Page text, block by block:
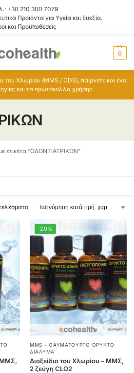
+30 210 300 7079
Προϊόντα για Υγεία και Ευεξία.
και Προϋποθέσεις
0
του Χλωρίου (MMS / CDS), παίρνετε και ένα
και τα πρωτόκολλα χρήσης.
ετικέτα “ΟΔΟΝΤΙΑΤΡΙΚΩΝ”
ΜΜΣ,
-20%
MMS – ΘΑΥΜΑΤΟΥΡΓΌ ΟΡΥΚΤΌ
ΔΙΆΛΥΜΑ
Διοξείδιο του Χλωρίου – ΜΜΣ,
2 ζεύγη CLO2